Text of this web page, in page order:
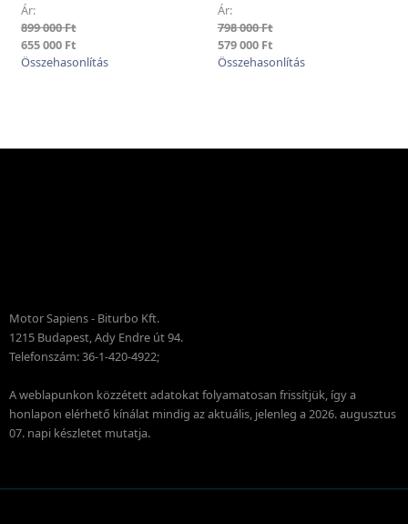
Ár:
899 000 Ft
655 000 Ft
Ár:
798 000 Ft
579 000 Ft
Motor Sapiens - Biturbo Kft.
1215 Budapest, Ady Endre út 94.
Telefonszám: 36-1-420-4922;
A weblapunkon közzétett adatokat folyamatosan frissítjük, így a
honlapon elérhető kínálat mindig az aktuális, jelenleg a 2026. augusztus
07. napi készletet mutatja.